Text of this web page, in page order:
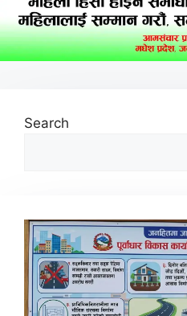
Search